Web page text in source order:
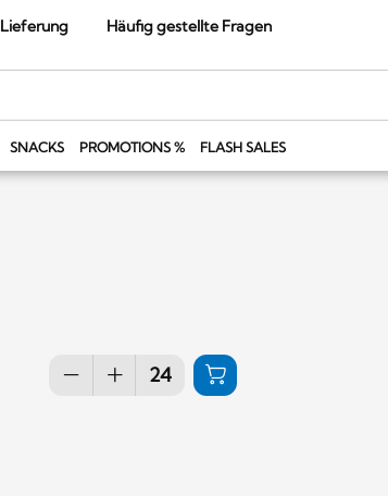
Lieferung Häufig gestellte Fragen
SNACKS PROMOTIONS % FLASH SALES